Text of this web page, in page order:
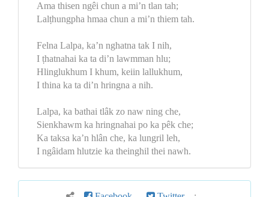
Ama thisen ngêi chun a mi’n tlan tah;
Lalṭhungpha hmaa chun a mi’n thiem tah.
Felna Lalpa, ka’n nghatna tak I nih,
I ṭhatnahai ka ta di’n lawmman hlu;
Hlinglukhum I khum, keiin lallukhum,
I thina ka ta di’n hringna a nih.
Lalpa, ka bathai tlâk zo naw ning che,
Sienkhawm ka hringnahai po ka pêk che;
Ka taksa ka’n hlân che, ka lungril leh,
I ngâidam hlutzie ka theinghil thei nawh.